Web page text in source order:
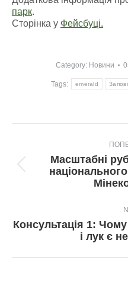
парк.
Сторінка у Фейсбуці.
Category: Новини
Tags: emerald
Масштабні
Консультація 1:
і лук є